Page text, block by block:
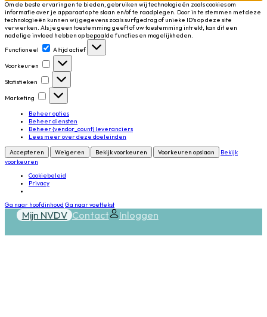
Om de beste ervaringen te bieden, gebruiken wij technologieën zoals cookies om
informatie over je apparaat op te slaan en/of te raadplegen. Door in te stemmen met deze
technologieën kunnen wij gegevens zoals surfgedrag of unieke ID's op deze site
verwerken. Als je geen toestemming geeft of uw toestemming intrekt, kan dit een
nadelige invloed hebben op bepaalde functies en mogelijkheden.
Functioneel
Altijd actief
Voorkeuren
Voorkeuren
Statistieken
Statistieken
Marketing
Marketing
Beheer opties
Beheer diensten
Beheer {vendor_count} leveranciers
Lees meer over deze doeleinden
Accepteren
Weigeren Bekijk voorkeuren Voorkeuren opslaan
Bekijk
voorkeuren
Cookiebeleid
Privacy
Ga naar hoofdinhoud Ga naar voettekst
Mijn NVDV Contact Inloggen